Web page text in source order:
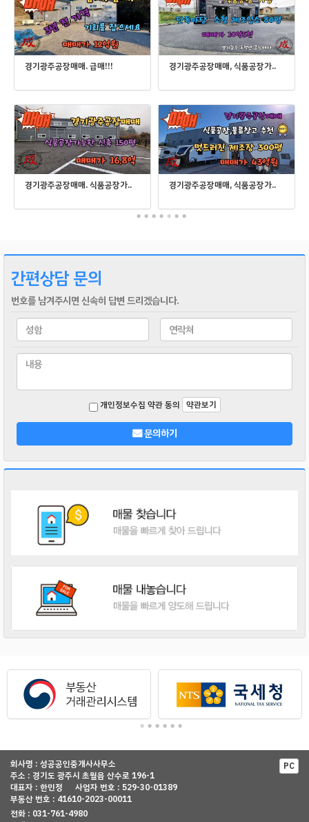
경기광주공장매매. 급매!!!
경기광주공장매매. 식품공장가..
경기광주공장매매, 식품공장가..
경기광주공장매매, 식품공장가..
간편상담 문의
번호를 남겨주시면 신속히 답변 드리겠습니다.
개인정보수집 약관 동의 약관보기
문의하기
회사명 : 성공공인중개사사무소 PC
주소 : 경기도 광주시 초월읍 산수로 196-1
대표자 : 한민정
사업자 번호 : 529-30-01389
부동산 번호 : 41610-2023-00011
전화 : 031-761-4980